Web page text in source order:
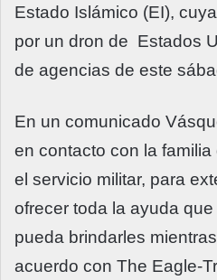
Estado Islámico (EI),
por un dron de Estados
de agencias de este
En un comunicado
en contacto con la
el servicio militar, para
ofrecer toda la ayuda
pueda brindarles
acuerdo con The Eagle-